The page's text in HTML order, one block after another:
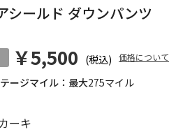
ージマイル：最大275マイル
シールド ダウンパンツ
￥5,500 (税込) 価格について
ーキ